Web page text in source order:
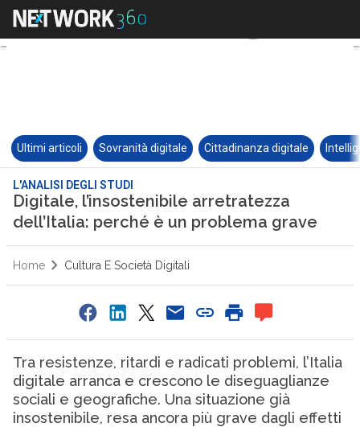
Ultimi articoli Sovranità digitale Cittadinanza digitale
L'ANALISI DEGLI STUDI
Digitale, l’insostenibile arretratezza
dell’Italia: perché è un problema grave
Home Cultura E Società Digitali
Tra resistenze, ritardi e radicati problemi, l’Italia
digitale arranca e crescono le diseguaglianze
sociali e geografiche. Una situazione già
insostenibile, resa ancora più grave dagli effetti